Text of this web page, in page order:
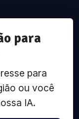
para
para
ou você
IA.